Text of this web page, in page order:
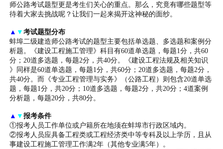
师公路考试题型更是考生们关心的重点。那么，究竟有哪些题型等
待着大家去挑战呢？让我们一起来揭开这神秘的面纱。
▲ ▼考试题型分布
蚌埠二级建造师公路考试的题型主要包括单选题、多选题和案例分
析题。《建设工程施工管理》科目有60道单选题，每题1分，共60
分；20道多选题，每题2分，共40分。《建设工程法规及相关知识
》同样是60道单选题，每题1分，共60分；20道多选题，每题2分，
共40分。而《专业工程管理与实务》（公路工程）则包含20道单选
题，每题1分，共20分；10道多选题，每题2分，共20分；4道案例
分析题，每题20分，共80分。
▲ ▼报考条件
①报考人员工作单位或户籍所在地须在蚌埠市行政区域内。
②报考人员应具备工程类或工程经济类中等专科及以上学历，且从
事建设工程施工管理工作满2年（其他专业满5年）。